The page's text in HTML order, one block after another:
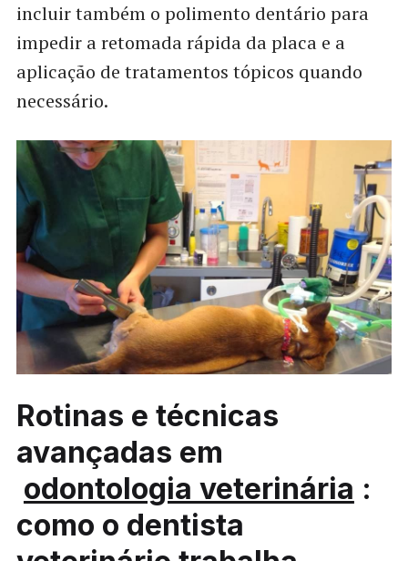
incluir também o polimento dentário para
impedir a retomada rápida da placa e a
aplicação de tratamentos tópicos quando
necessário.
Rotinas e técnicas
avançadas em
odontologia veterinária :
como o dentista